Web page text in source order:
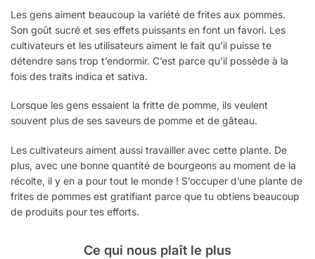
Les gens aiment beaucoup la variété de frites aux pommes.
Son goût sucré et ses effets puissants en font un favori. Les
cultivateurs et les utilisateurs aiment le fait qu’il puisse te
détendre sans trop t’endormir. C’est parce qu’il possède à la
fois des traits indica et sativa.
Lorsque les gens essaient la fritte de pomme, ils veulent
souvent plus de ses saveurs de pomme et de gâteau.
Les cultivateurs aiment aussi travailler avec cette plante. De
plus, avec une bonne quantité de bourgeons au moment de la
récolte, il y en a pour tout le monde ! S’occuper d’une plante de
frites de pommes est gratifiant parce que tu obtiens beaucoup
de produits pour tes efforts.
Ce qui nous plaît le plus